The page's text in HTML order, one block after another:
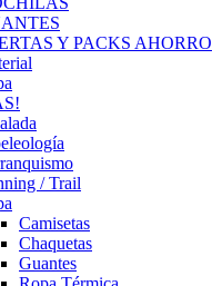
Y PACKS AHORRO
/ Trail
Camisetas
Chaquetas
Guantes